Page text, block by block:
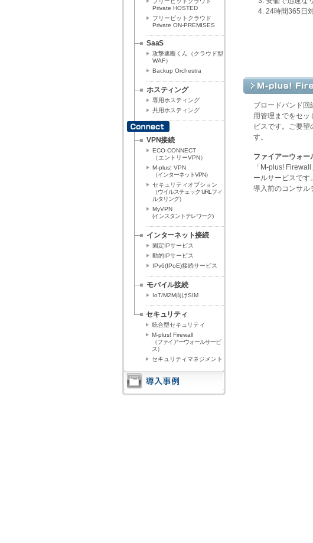
Private HOSTED
フリービットクラウド
Private ON-PREMISES
SaaS
攻撃遮断くん（クラウド型
WAF）
Backup Orchestra
ホスティング
専用ホスティング
共用ホスティング
VPN接続
ECO-CONNECT
（エントリーVPN）
M-plus! VPN
（インターネットVPN）
セキュリティオプション
（ウイルスチェック URLフィ
ルタリング）
MyVPN
(インスタントテレワーク)
インターネット接続
固定IPサービス
動的IPサービス
IPv6(IPoE)接続サービス
モバイル接続
IoT/M2M向けSIM
セキュリティ
統合型セキュリティ
M-plus! Firewall
（ファイアーウォールサービ
ス）
セキュリティマネジメント
24時間365日
ブロードバンド回
用管理までをセ
ビスです。ご要
す。
ファイアーウォー
「M-plus!
ールサービスです。
導入前のコンサル